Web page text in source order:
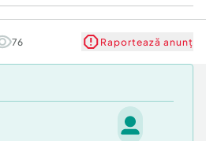
76 Raportează anunț